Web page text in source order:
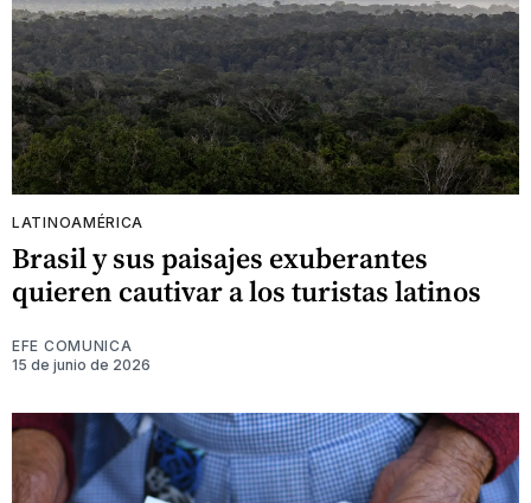
LATINOAMÉRICA
Brasil y sus paisajes exuberantes
quieren cautivar a los turistas latinos
EFE COMUNICA
15 de junio de 2026